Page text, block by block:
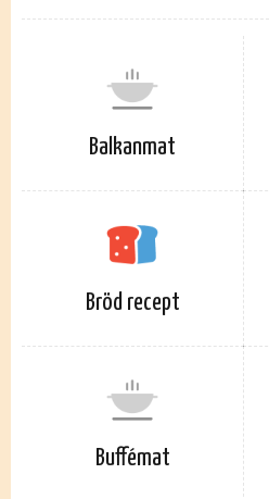
Balkanmat
Bröd recept
Buffémat